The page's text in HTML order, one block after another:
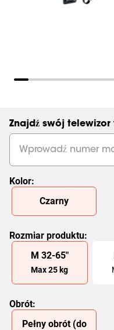
Znajdź swój telewizor
Kolor:
Slide 1 of 1
Czarny
Rozmiar produktu:
Slide 1 of 3
M 32-65"
Max 25 kg
Obrót:
Slide 1 of 1
Pełny obrót (do